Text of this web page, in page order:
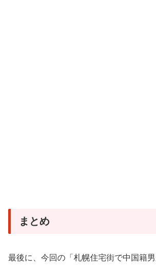
まとめ
最後に、今回の「札幌住宅街で中国籍男